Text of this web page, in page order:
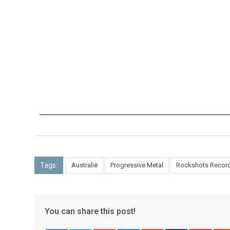
Tags: Australië Progressive Metal Rockshots